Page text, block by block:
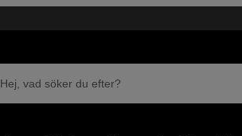
Hej, vad söker du efter?